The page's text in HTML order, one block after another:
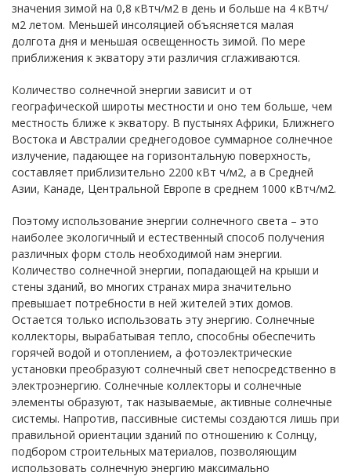
значения зимой на 0,8 кВтч/м2 в день и больше на 4 кВтч/
м2 летом. Меньшей инсоляцией объясняется малая
долгота дня и меньшая освещенность зимой. По мере
приближения к экватору эти различия сглаживаются.
Количество солнечной энергии зависит и от
географической широты местности и оно тем больше, чем
местность ближе к экватору. В пустынях Африки, Ближнего
Востока и Австралии среднегодовое суммарное солнечное
излучение, падающее на горизонтальную поверхность,
составляет приблизительно 2200 кВт ч/м2, а в Средней
Азии, Канаде, Центральной Европе в среднем 1000 кВтч/м2.
Поэтому использование энергии солнечного света – это
наиболее экологичный и естественный способ получения
различных форм столь необходимой нам энергии.
Количество солнечной энергии, попадающей на крыши и
стены зданий, во многих странах мира значительно
превышает потребности в ней жителей этих домов.
Остается только использовать эту энергию. Солнечные
коллекторы, вырабатывая тепло, способны обеспечить
горячей водой и отоплением, а фотоэлектрические
установки преобразуют солнечный свет непосредственно в
электроэнергию. Солнечные коллекторы и солнечные
элементы образуют, так называемые, активные солнечные
системы. Напротив, пассивные системы создаются лишь при
правильной ориентации зданий по отношению к Солнцу,
подбором строительных материалов, позволяющим
использовать солнечную энергию максимально